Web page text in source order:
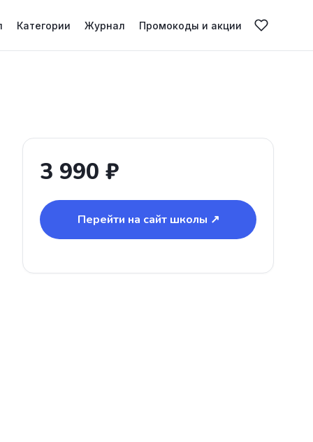
Категории Журнал Промокоды и акции
3 990 ₽
Перейти на сайт школы ↗